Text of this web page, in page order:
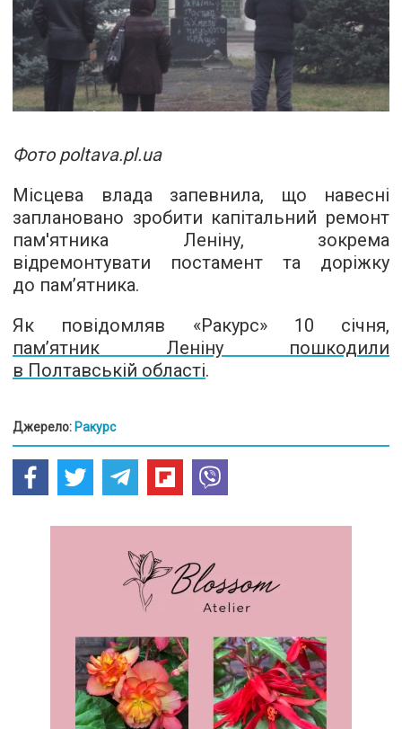
Фото poltava.pl.ua
Місцева влада запевнила, що навесні
заплановано зробити капітальний ремонт
пам'ятника Леніну, зокрема
відремонтувати постамент та доріжку
до пам’ятника.
Як повідомляв «Ракурс» 10 січня,
пам’ятник Леніну пошкодили
в Полтавській області.
Джерело: Ракурс